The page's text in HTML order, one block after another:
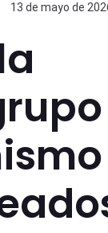
13 de mayo de